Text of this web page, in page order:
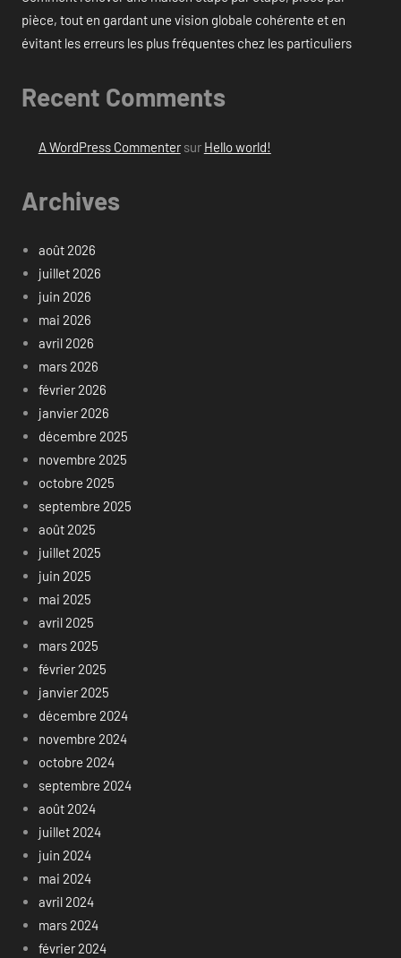
pièce, tout en gardant une vision globale cohérente et en
évitant les erreurs les plus fréquentes chez les particuliers
Recent Comments
A WordPress Commentersur Hello world!
Archives
août 2026
juillet 2026
juin 2026
mai 2026
avril 2026
mars 2026
février 2026
janvier 2026
décembre 2025
novembre 2025
octobre 2025
septembre 2025
août 2025
juillet 2025
juin 2025
mai 2025
avril 2025
mars 2025
février 2025
janvier 2025
décembre 2024
novembre 2024
octobre 2024
septembre 2024
août 2024
juillet 2024
juin 2024
mai 2024
avril 2024
mars 2024
février 2024